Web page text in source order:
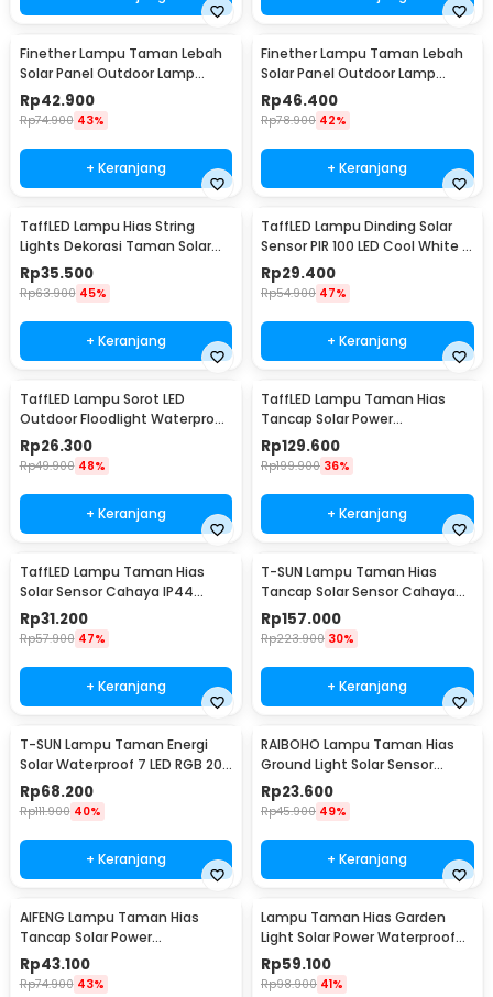
Finether Lampu Taman Lebah
Solar Panel Outdoor Lamp
Waterproof IP65 30 LED - BE306
Rp42.900
Rp74.900 43%
+ Keranjang
Finether Lampu Taman Lebah
Solar Panel Outdoor Lamp
Waterproof IP65 50 LED - BE306
Rp46.400
Rp78.900 42%
+ Keranjang
TaffLED Lampu Hias String
Lights Dekorasi Taman Solar
12M 100LED - S-04
Rp35.500
Rp63.900 45%
+ Keranjang
TaffLED Lampu Dinding Solar
Sensor PIR 100 LED Cool White -
BK-100
Rp29.400
Rp54.900 47%
+ Keranjang
TaffLED Lampu Sorot LED
Outdoor Floodlight Waterproof
Cool White 50W - A8
Rp26.300
Rp49.900 48%
+ Keranjang
TaffLED Lampu Taman Hias
Tancap Solar Power
Waterproof 10 LED 2835 - TS-
G2202
Rp129.600
Rp199.900 36%
+ Keranjang
TaffLED Lampu Taman Hias
Solar Sensor Cahaya IP44
Warm White 4 PCS - L20
Rp31.200
Rp57.900 47%
+ Keranjang
T-SUN Lampu Taman Hias
Tancap Solar Sensor Cahaya
IP65 Warm White 3W - TS-
G0902
Rp157.000
Rp223.900 30%
+ Keranjang
T-SUN Lampu Taman Energi
Solar Waterproof 7 LED RGB 200
Lumens 1.6W - TS-G0102
Rp68.200
Rp111.900 40%
+ Keranjang
RAIBOHO Lampu Taman Hias
Ground Light Solar Sensor
Waterproof 12/20LED - RB20
Rp23.600
Rp45.900 49%
+ Keranjang
AIFENG Lampu Taman Hias
Tancap Solar Power
Waterproof Cool White -
EM320
Rp43.100
Rp74.900 43%
Lampu Taman Hias Garden
Light Solar Power Waterproof
Cool White - EM375
Rp59.100
Rp98.900 41%